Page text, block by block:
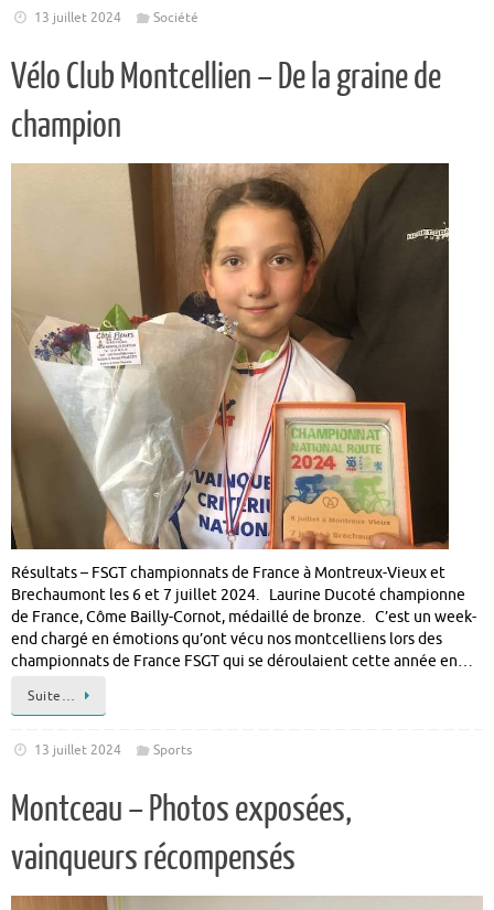
13 juillet 2024 Société
Vélo Club Montcellien – De la graine de
champion
Résultats – FSGT championnats de France à Montreux-Vieux et
Brechaumont les 6 et 7 juillet 2024. Laurine Ducoté championne
de France, Côme Bailly-Cornot, médaillé de bronze. C’est un week-
end chargé en émotions qu’ont vécu nos montcelliens lors des
championnats de France FSGT qui se déroulaient cette année en…
Suite…
13 juillet 2024 Sports
Montceau – Photos exposées,
vainqueurs récompensés